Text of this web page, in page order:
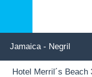
Jamaica - Negril
Hotel Merril´s